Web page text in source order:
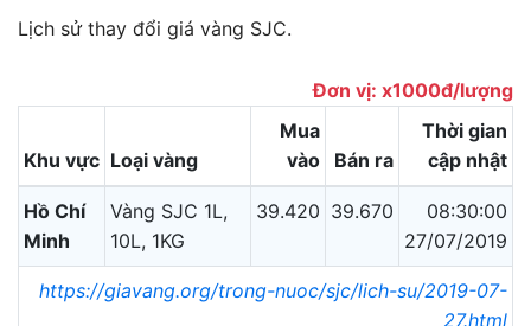
Lịch sử thay đổi giá vàng SJC.
Đơn vị: x1000đ/lượng
Khu vực Loại vàng
Mua
vào
Bán ra
Thời gian
cập nhật
Hồ Chí
Minh
Vàng SJC 1L,
10L, 1KG
39.420 39.670
08:30:00
27/07/2019
https://giavang.org/trong-nuoc/sjc/lich-su/2019-07-
27.html